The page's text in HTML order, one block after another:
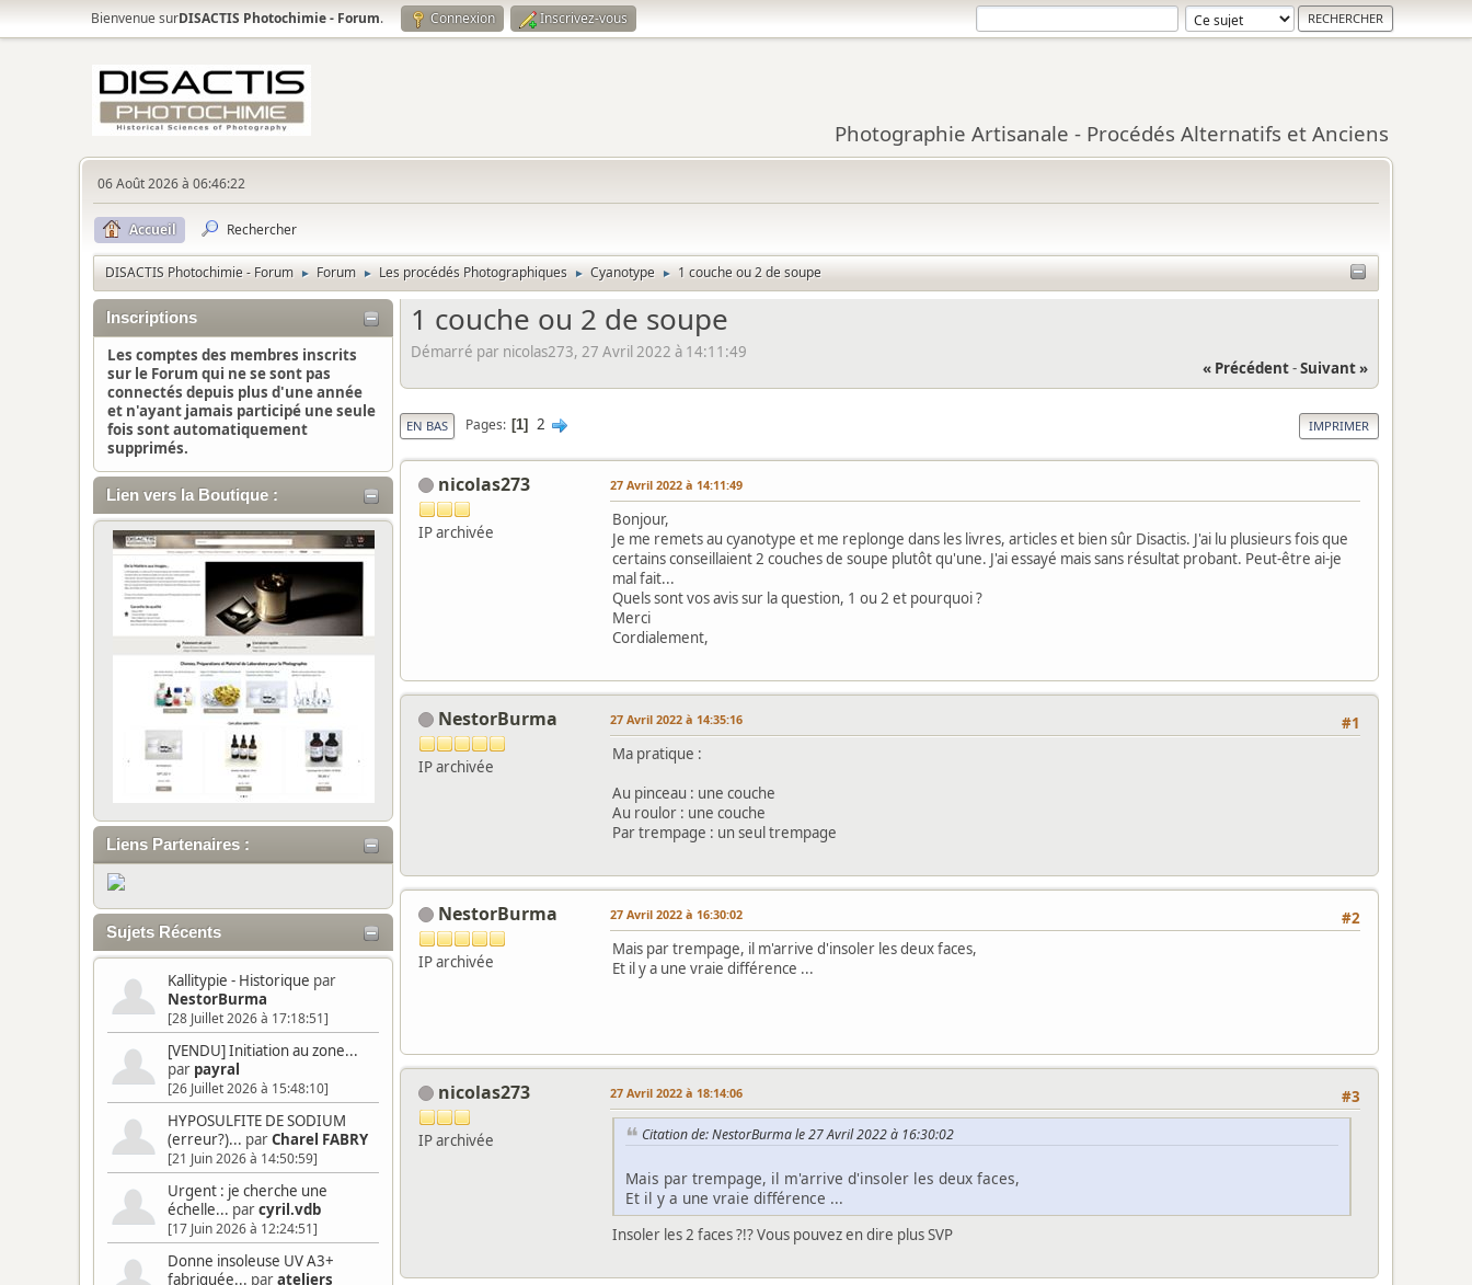
Bienvenue surDISACTIS Photochimie - Forum. Connexion Inscrivez-vous
Photographie Artisanale - Procédés Alternatifs et Anciens
06 Août 2026 à 06:46:22
Accueil Rechercher
DISACTIS Photochimie - Forum ► Forum ► Les procédés Photographiques ► Cyanotype ► 1 couche ou 2 de soupe
Inscriptions
Les comptes des membres inscrits
sur le Forum qui ne se sont pas
connectés depuis plus d'une année
et n'ayant jamais participé une seule
fois sont automatiquement
supprimés.
Lien vers la Boutique :
Liens Partenaires :
Sujets Récents
Kallitypie - Historique par
NestorBurma
[28 Juillet 2026 à 17:18:51]
[VENDU] Initiation au zone...
par payral
[26 Juillet 2026 à 15:48:10]
HYPOSULFITE DE SODIUM
(erreur?)... parCharel FABRY
[21 Juin 2026 à 14:50:59]
Urgent : je cherche une
échelle... parcyril.vdb
[17 Juin 2026 à 12:24:51]
Donne insoleuse UV A3+
fabriquée... parateliers
1 couche ou 2 de soupe
Démarré par nicolas273, 27 Avril 2022 à 14:11:49
« Précédent-Suivant »
IMPRIMER
EN BAS Pages 1 2
nicolas273
IP archivée
27 Avril 2022 à 14:11:49
Bonjour,
Je me remets au cyanotype et me replonge dans les livres, articles et bien sûr Disactis. J'ai lu plusieurs fois que
certains conseillaient 2 couches de soupe plutôt qu'une. J'ai essayé mais sans résultat probant. Peut-être ai-je
mal fait...
Quels sont vos avis sur la question, 1 ou 2 et pourquoi ?
Merci
Cordialement,
NestorBurma
IP archivée
#1
27 Avril 2022 à 14:35:16
Ma pratique :
Au pinceau : une couche
Au roulor : une couche
Par trempage : un seul trempage
NestorBurma
IP archivée
#2
27 Avril 2022 à 16:30:02
Mais par trempage, il m'arrive d'insoler les deux faces,
Et il y a une vraie différence ...
nicolas273
IP archivée
#3
27 Avril 2022 à 18:14:06
Citation de: NestorBurma le 27 Avril 2022 à 16:30:02
Mais par trempage, il m'arrive d'insoler les deux faces,
Et il y a une vraie différence ...
Insoler les 2 faces ?!? Vous pouvez en dire plus SVP